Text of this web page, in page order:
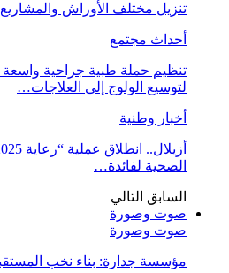
تنزيل مختلف الأوراش والمشاريع
أحداث مجتمع
لتوسيع الولوج إلى العلاجات…
أخبار وطنية
الصحية لفائدة…
السابق التالي
صوت وصورة
صوت وصورة
مؤسسة جدارة: بناء نخب